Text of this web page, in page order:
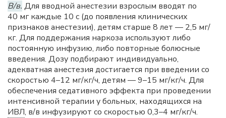
В/в. Для вводной анестезии взрослым вводят по
40 мг каждые 10 с (до появления клинических
признаков анестезии), детям старше 8 лет — 2,5 мг/
кг. Для поддержания наркоза используют либо
постоянную инфузию, либо повторные болюсные
введения. Дозу подбирают индивидуально,
адекватная анестезия достигается при введении со
скоростью 4–12 мг/кг/ч, детям — 9–15 мг/кг/ч. Для
обеспечения седативного эффекта при проведении
интенсивной терапии у больных, находящихся на
ИВЛ, в/в инфузируют со скоростью 0,3–4 мг/кг/ч.